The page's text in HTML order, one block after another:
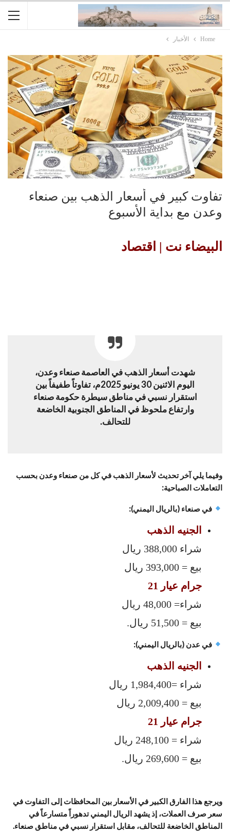
Home الأخبار
تفاوت كبير في أسعار الذهب بين صنعاء
وعدن مع بداية الأسبوع
البيضاء نت | اقتصاد
شهدت أسعار الذهب في العاصمة صنعاء وعدن،
اليوم الاثنين 30 يونيو 2025م، تفاوتاً طفيفاً بين
استقرار نسبي في مناطق سيطرة حكومة صنعاء
وارتفاع ملحوظ في المناطق الجنوبية الخاضعة
للتحالف.
وفيما يلي آخر تحديث لأسعار الذهب في كل من صنعاء وعدن بحسب
التعاملات الصباحية:
في صنعاء (بالريال اليمني):
الجنيه الذهب
شراء 388,000 ريال
بيع = 393,000 ريال
جرام عيار 21
شراء= 48,000 ريال
بيع = 51,500 ريال.
في عدن (بالريال اليمني):
الجنيه الذهب
شراء =1,984,400 ريال
بيع = 2,009,400 ريال
جرام عيار 21
شراء = 248,100 ريال
بيع = 269,600 ريال.
ويرجع هذا الفارق الكبير في الأسعار بين المحافظات إلى التفاوت في
سعر صرف العملات، إذ يشهد الريال اليمني تدهوراً متسارعاً في
المناطق الخاضعة للتحالف، مقابل استقرار نسبي في مناطق صنعاء.